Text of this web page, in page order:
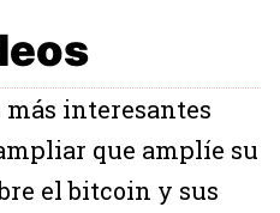
más interesantes
que amplíe su
el bitcoin y sus